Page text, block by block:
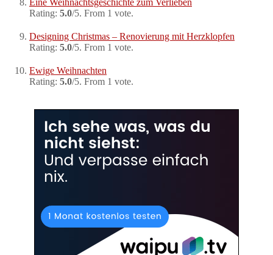
Rating: 5.0/5. From 1 vote.
Designing Christmas – Renovierung mit Herzklopfen
Rating: 5.0/5. From 1 vote.
Ewige Weihnachten
Rating: 5.0/5. From 1 vote.